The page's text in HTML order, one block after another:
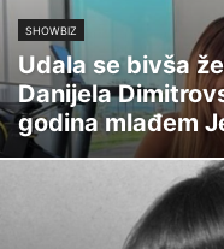
SHOWBIZ
Udala se bivša
Danijela
godina mlađem